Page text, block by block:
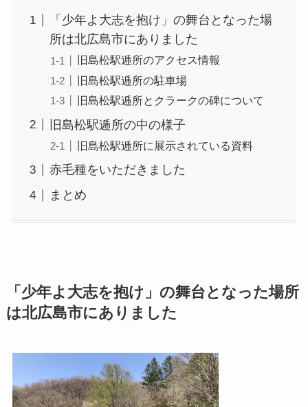
「少年よ大志を抱け」の舞台となった場
所は北広島市にありました
旧島松駅逓所のアクセス情報
旧島松駅逓所の駐車場
旧島松駅逓所とクラークの碑について
旧島松駅逓所の中の様子
旧島松駅逓所に展示されている資料
赤毛種をいただきました
まとめ
「少年よ大志を抱け」の舞台となった場所
は北広島市にありました